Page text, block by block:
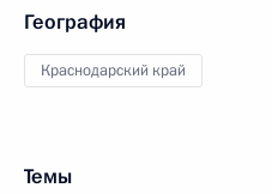
География
Краснодарский край
Темы